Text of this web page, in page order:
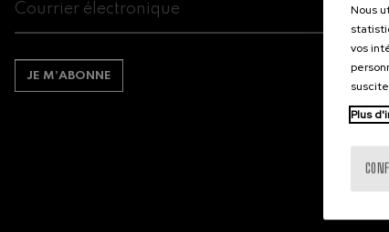
JE M’ABONNE
Nous
vos
Plus